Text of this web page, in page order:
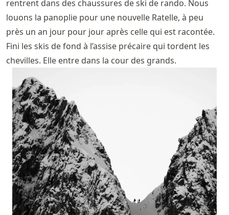
rentrent dans des chaussures de ski de rando. Nous
louons la panoplie pour une nouvelle Ratelle, à peu
près un an jour pour jour après celle qui est racontée.
Fini les skis de fond à l’assise précaire qui tordent les
chevilles. Elle entre dans la cour des grands.